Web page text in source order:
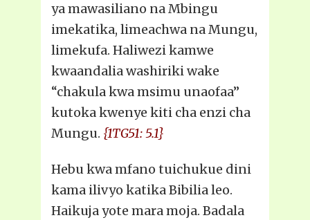
ya mawasiliano na Mbingu
imekatika, limeachwa na Mungu,
limekufa. Haliwezi kamwe
kwaandalia washiriki wake
“chakula kwa msimu unaofaa”
kutoka kwenye kiti cha enzi cha
Mungu. {1TG51: 5.1}
Hebu kwa mfano tuichukue dini
kama ilivyo katika Bibilia leo.
Haikuja yote mara moja. Badala